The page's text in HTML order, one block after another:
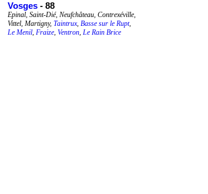
Vosges - 88
Epinal, Saint-Dié, Neufchâteau, Contrexéville,
Vittel, Martigny, Taintrux, Basse sur le Rupt,
Le Menil, Fraize, Ventron, Le Rain Brice